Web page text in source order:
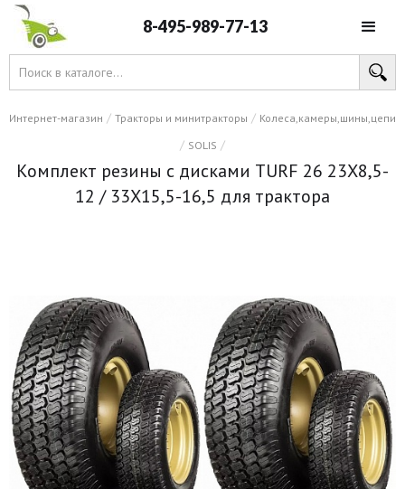
8-495-989-77-13
Интернет-магазин / Тракторы и минитракторы / Колеса,камеры,шины,цепи
/ SOLIS /
Комплект резины с дисками TURF 26 23X8,5-
12 / 33X15,5-16,5 для трактора